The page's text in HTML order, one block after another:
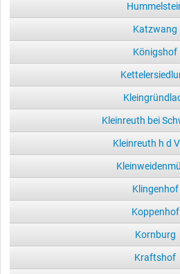
Katzwang
Königshof
Kleinreuth bei
Kleinreuth h d
Klingenhof
Koppenhof
Kornburg
Kraftshof